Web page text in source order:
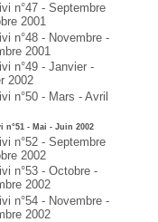
n°47 - Septembre
2001
n°48 - Novembre -
2001
n°49 - Janvier -
2002
n°50 - Mars - Avril
n°51 - Mai - Juin 2002
n°52 - Septembre
2002
n°53 - Octobre -
2002
n°54 - Novembre -
2002